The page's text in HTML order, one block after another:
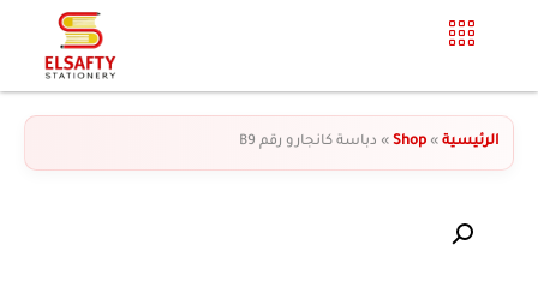
الرئيسية »
Shop
» دباسة كانجارو رقم B9